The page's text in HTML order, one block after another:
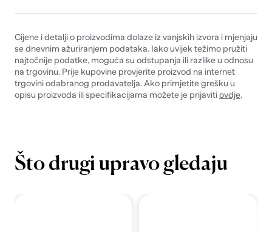
Cijene i detalji o proizvodima dolaze iz vanjskih izvora i mjenjaju
se dnevnim ažuriranjem podataka. Iako uvijek težimo pružiti
najtočnije podatke, moguća su odstupanja ili razlike u odnosu
na trgovinu. Prije kupovine provjerite proizvod na internet
trgovini odabranog prodavatelja. Ako primjetite grešku u
opisu proizvoda ili specifikacijama možete je prijavitiovdje.
Što drugi upravo gledaju